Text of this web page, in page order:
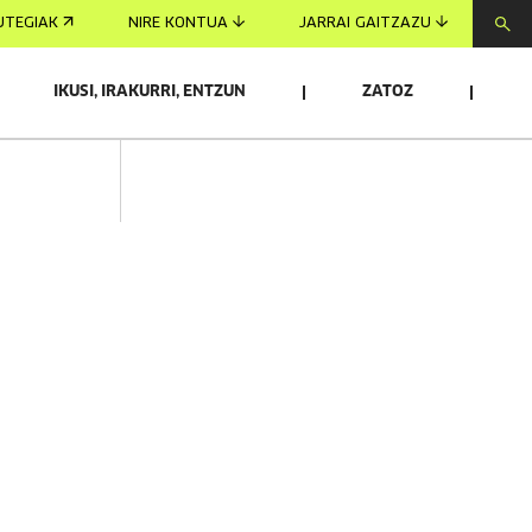
NIRE KONTUA JARRAI GAITZAZU
IKUSI, IRAKURRI, ENTZUN ZATOZ